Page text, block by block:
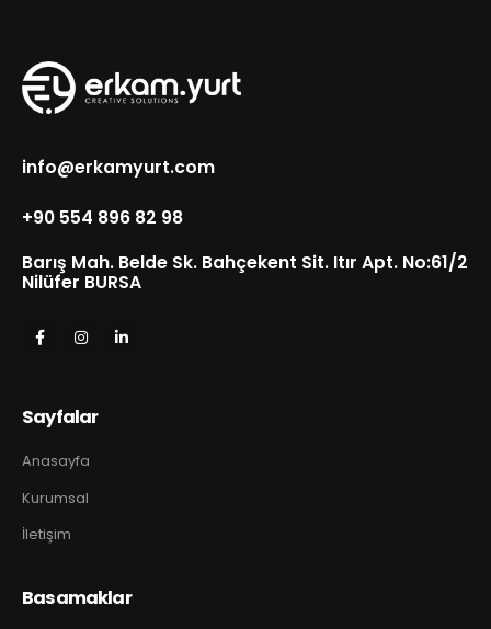
info@erkamyurt.com
+90 554 896 82 98
Barış Mah. Belde Sk. Bahçekent Sit. Itır Apt. No:61/2
Nilüfer BURSA
Sayfalar
Anasayfa
Kurumsal
İletişim
Basamaklar